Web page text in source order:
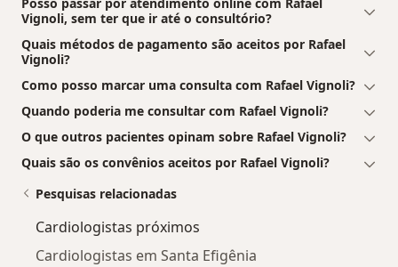
Vignoli, sem ter que ir até o consultório?
Quais métodos de pagamento são aceitos por Rafael
Vignoli?
Como posso marcar uma consulta com Rafael Vignoli?
Quando poderia me consultar com Rafael Vignoli?
O que outros pacientes opinam sobre Rafael Vignoli?
Quais são os convênios aceitos por Rafael Vignoli?
Pesquisas relacionadas
Cardiologistas próximos
Cardiologistas em Santa Efigênia